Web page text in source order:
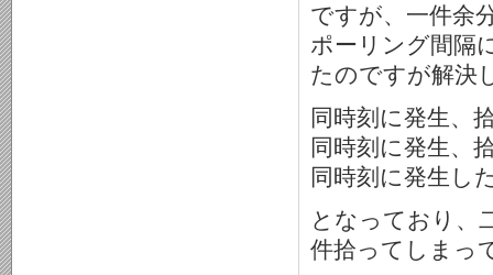
ですが、一件余
ポーリング間隔
たのですが解決
同時刻に発生、
同時刻に発生、
同時刻に発生し
となっており、
件拾ってしまっ